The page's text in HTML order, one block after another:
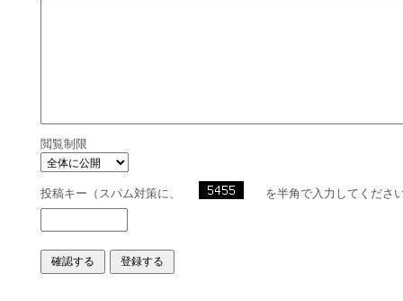
閲覧制限
投稿キー（スパム対策に、 を半角で入力してくださ